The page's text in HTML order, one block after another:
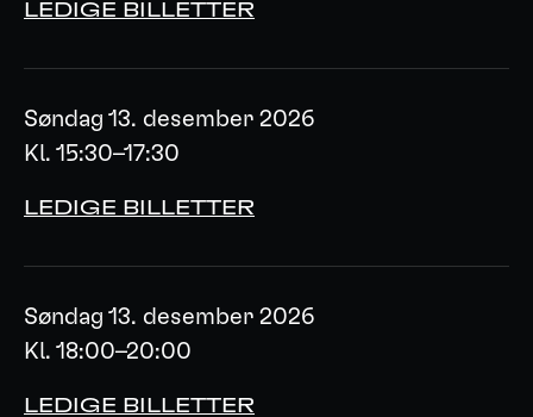
LEDIGE BILLETTER
Søndag 13. desember 2026
Kl. 15:30–17:30
LEDIGE BILLETTER
Søndag 13. desember 2026
Kl. 18:00–20:00
LEDIGE BILLETTER